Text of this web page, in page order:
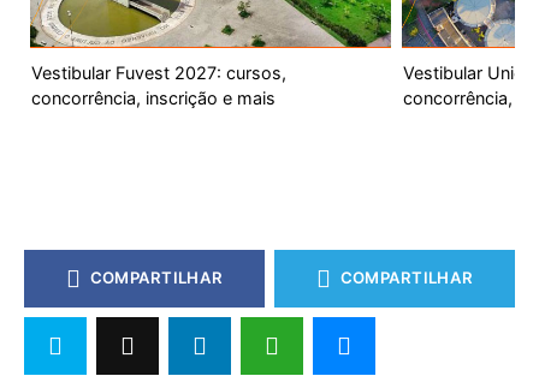
Vestibular Fuvest 2027: cursos,
concorrência, inscrição e mais
Vestibular
concorrência,
COMPARTILHAR COMPARTILHAR